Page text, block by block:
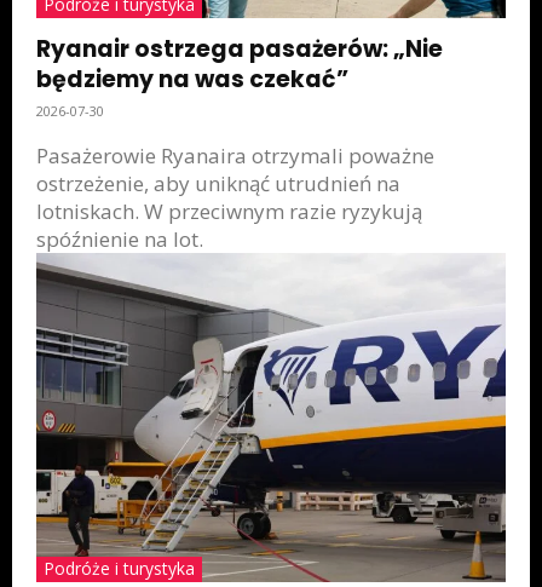
Ryanair ostrzega pasażerów: „Nie
będziemy na was czekać”
2026-07-30
Pasażerowie Ryanaira otrzymali poważne
ostrzeżenie, aby uniknąć utrudnień na
lotniskach. W przeciwnym razie ryzykują
spóźnienie na lot.
Podróże i turystyka